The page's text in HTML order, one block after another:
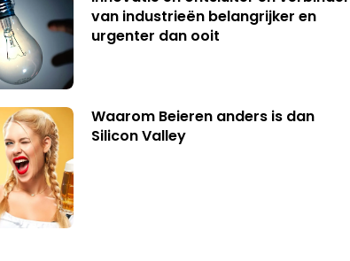
van industrieën belangrijker en
urgenter dan ooit
Waarom Beieren anders is dan
Silicon Valley